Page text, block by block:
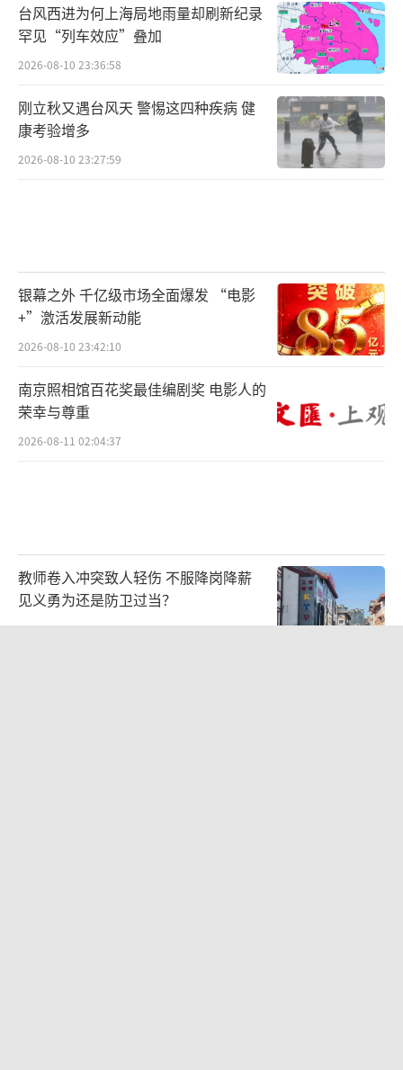
台风西进为何上海局地雨量却刷新纪录
罕见“列车效应”叠加
2026-08-10 23:36:58
刚立秋又遇台风天 警惕这四种疾病 健
康考验增多
2026-08-10 23:27:59
银幕之外 千亿级市场全面爆发 “电影
+”激活发展新动能
2026-08-10 23:42:10
南京照相馆百花奖最佳编剧奖 电影人的
荣幸与尊重
2026-08-11 02:04:37
教师卷入冲突致人轻伤 不服降岗降薪
见义勇为还是防卫过当？
2026-08-10 22:55:40